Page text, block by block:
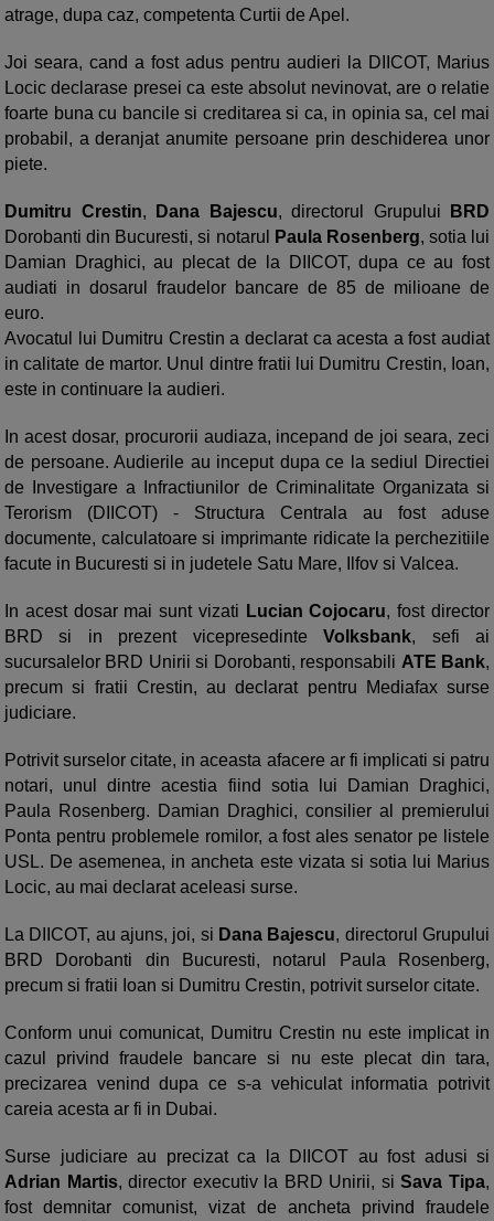
atrage, dupa caz, competenta Curtii de Apel.
Joi seara, cand a fost adus pentru audieri la DIICOT, Marius
Locic declarase presei ca este absolut nevinovat, are o relatie
foarte buna cu bancile si creditarea si ca, in opinia sa, cel mai
probabil, a deranjat anumite persoane prin deschiderea unor
piete.
Dumitru Crestin, Dana Bajescu, directorul Grupului
BRD
Dorobanti din Bucuresti, si notarul
Paula Rosenberg, sotia lui
Damian Draghici, au plecat de la DIICOT, dupa ce au fost
audiati in dosarul fraudelor bancare de 85 de milioane de
euro.
Avocatul lui Dumitru Crestin a declarat ca acesta a fost audiat
in calitate de martor. Unul dintre fratii lui Dumitru Crestin, Ioan,
este in continuare la audieri.
In acest dosar, procurorii audiaza, incepand de joi seara, zeci
de persoane. Audierile au inceput dupa ce la sediul Directiei
de Investigare a Infractiunilor de Criminalitate Organizata si
Terorism (DIICOT) - Structura Centrala au fost aduse
documente, calculatoare si imprimante ridicate la perchezitiile
facute in Bucuresti si in judetele Satu Mare, Ilfov si Valcea.
In acest dosar mai sunt vizati Lucian Cojocaru, fost director
BRD si in prezent vicepresedinteVolksbank, sefi ai
sucursalelor BRD Unirii si Dorobanti, responsabili ATE Bank,
precum si fratii Crestin, au declarat pentru Mediafax surse
judiciare.
Potrivit surselor citate, in aceasta afacere ar fi implicati si patru
notari, unul dintre acestia fiind sotia lui Damian Draghici,
Paula Rosenberg. Damian Draghici, consilier al premierului
Ponta pentru problemele romilor, a fost ales senator pe listele
USL. De asemenea, in ancheta este vizata si sotia lui Marius
Locic, au mai declarat aceleasi surse.
La DIICOT, au ajuns, joi, si Dana Bajescu, directorul Grupului
BRD Dorobanti din Bucuresti, notarul Paula Rosenberg,
precum si fratii Ioan si Dumitru Crestin, potrivit surselor citate.
Conform unui comunicat, Dumitru Crestin nu este implicat in
cazul privind fraudele bancare si nu este plecat din tara,
precizarea venind dupa ce s-a vehiculat informatia potrivit
careia acesta ar fi in Dubai.
Surse judiciare au precizat ca la DIICOT au fost adusi si
Adrian Martis, director executiv la BRD Unirii, si Sava Tipa,
fost demnitar comunist, vizat de ancheta privind fraudele